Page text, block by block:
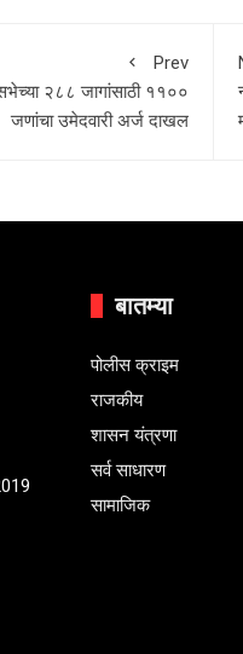
Prev
२८८ जागांसाठी ११००
जणांचा उमेदवारी अर्ज दाखल
बातम्या
पोलीस क्राइम
राजकीय
शासन यंत्रणा
सर्व साधारण
सामाजिक